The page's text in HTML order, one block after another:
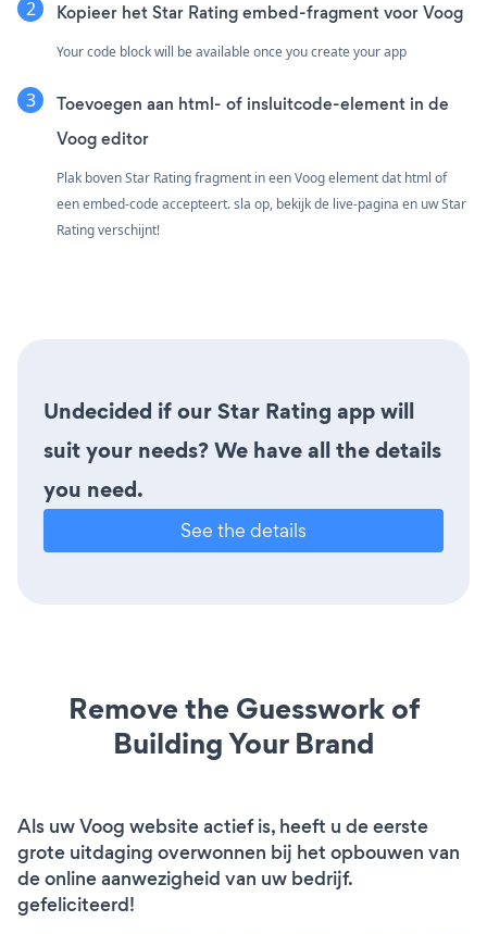
Kopieer het Star Rating embed-fragment voor Voog
Your code block will be available once you create your app
Toevoegen aan html- of insluitcode-element in de
Voog editor
Plak boven Star Rating fragment in een Voog element dat html of
een embed-code accepteert. sla op, bekijk de live-pagina en uw Star
Rating verschijnt!
Undecided if our Star Rating app will
suit your needs? We have all the details
you need.
See the details
Remove the Guesswork of
Building Your Brand
Als uw Voog website actief is, heeft u de eerste
grote uitdaging overwonnen bij het opbouwen van
de online aanwezigheid van uw bedrijf.
gefeliciteerd!